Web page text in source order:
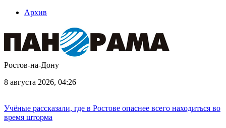
Архив
Ростов-на-Дону
8 августа 2026, 04:26
Учёные рассказали, где в Ростове опаснее всего находиться во
время шторма